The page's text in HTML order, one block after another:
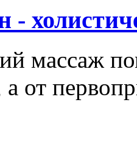
-
массаж
а от